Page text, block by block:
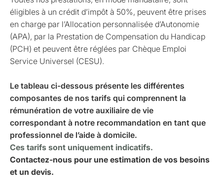
éligibles à un crédit d’impôt à 50%, peuvent être prises
en charge par l’Allocation personnalisée d’Autonomie
(APA), par la Prestation de Compensation du Handicap
(PCH) et peuvent être réglées par Chèque Emploi
Service Universel (CESU).
Le tableau ci-dessous présente les différentes
composantes de nos tarifs qui comprennent la
rémunération de votre auxiliaire de vie
correspondant à notre recommandation en tant que
professionnel de l’aide à domicile.
Ces tarifs sont uniquement indicatifs.
Contactez-nous pour une estimation de vos besoins
et un devis.